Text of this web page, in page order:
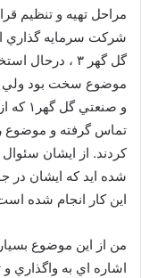
مراحل تهيه و تنظيم
شرکت سرمايه گذاري
گل گهر ۳ ،
موضوع سخت بود ولي
و
تماس گرفته و موضوع
کردند. از ايشان
شده ايد که ايشان در
اين کار انجام شده
من از اين موضوع
اشاره اي به واگذاري